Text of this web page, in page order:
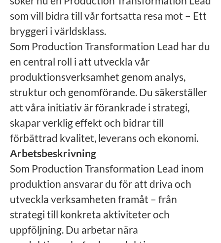
som vill bidra till vår fortsatta resa mot – Ett
bryggeri i världsklass.
Som Production Transformation Lead har du
en central roll i att utveckla vår
produktionsverksamhet genom analys,
struktur och genomförande. Du säkerställer
att våra initiativ är förankrade i strategi,
skapar verklig effekt och bidrar till
förbättrad kvalitet, leverans och ekonomi.
Arbetsbeskrivning
Som Production Transformation Lead inom
produktion ansvarar du för att driva och
utveckla verksamheten framåt – från
strategi till konkreta aktiviteter och
uppföljning. Du arbetar nära